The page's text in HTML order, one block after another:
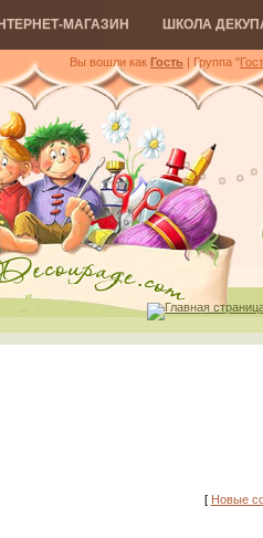
МАГАЗИН ШКОЛА
Вы вошли как Гость | Группа "
Главная
[ Новые